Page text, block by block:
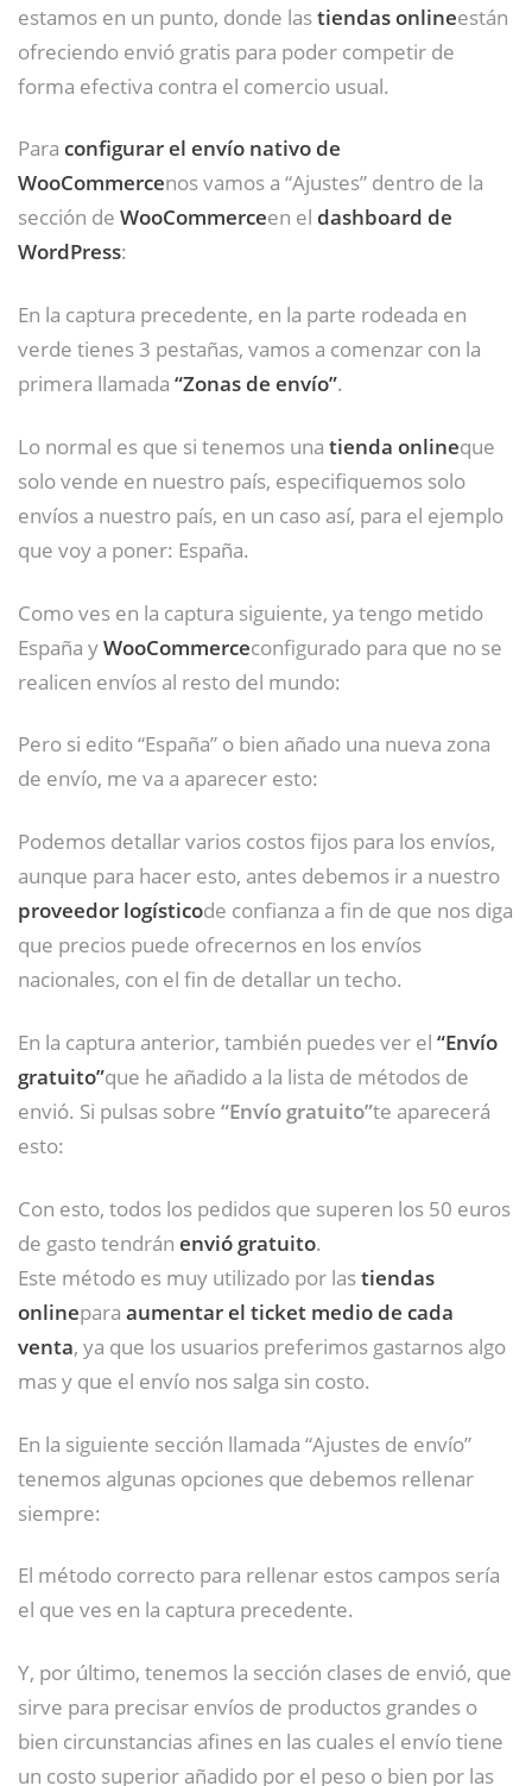
estamos en un punto, donde lastiendas onlineestán
ofreciendo envió gratis para poder competir de
forma efectiva contra el comercio usual.
Para configurar el envío nativo de
WooCommercenos vamos a “Ajustes” dentro de la
sección de WooCommerceen el dashboard de
WordPress:
En la captura precedente, en la parte rodeada en
verde tienes 3 pestañas, vamos a comenzar con la
primera llamada “Zonas de envío”.
Lo normal es que si tenemos una tienda onlineque
solo vende en nuestro país, especifiquemos solo
envíos a nuestro país, en un caso así, para el ejemplo
que voy a poner: España.
Como ves en la captura siguiente, ya tengo metido
España yWooCommerceconfigurado para que no se
realicen envíos al resto del mundo:
Pero si edito “España” o bien añado una nueva zona
de envío, me va a aparecer esto:
Podemos detallar varios costos fijos para los envíos,
aunque para hacer esto, antes debemos ir a nuestro
proveedor logísticode confianza a fin de que nos diga
que precios puede ofrecernos en los envíos
nacionales, con el fin de detallar un techo.
En la captura anterior, también puedes ver el “Envío
gratuito”que he añadido a la lista de métodos de
envió. Si pulsas sobre “Envío gratuito”te aparecerá
esto:
Con esto, todos los pedidos que superen los 50 euros
de gasto tendrán envió gratuito.
Este método es muy utilizado por lastiendas
onlinepara aumentar el ticket medio de cada
venta, ya que los usuarios preferimos gastarnos algo
mas y que el envío nos salga sin costo.
En la siguiente sección llamada “Ajustes de envío”
tenemos algunas opciones que debemos rellenar
siempre:
El método correcto para rellenar estos campos sería
el que ves en la captura precedente.
Y, por último, tenemos la sección clases de envió, que
sirve para precisar envíos de productos grandes o
bien circunstancias afines en las cuales el envío tiene
un costo superior añadido por el peso o bien por las